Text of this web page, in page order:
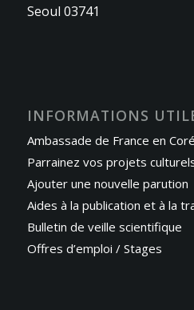
Seoul 03741
INFORMATIONS
Ambassade de France en
Parrainez vos projets
Ajouter une nouvelle parution
Aides à la publication et à la
Bulletin de veille scientifique
Offres d’emploi / Stages